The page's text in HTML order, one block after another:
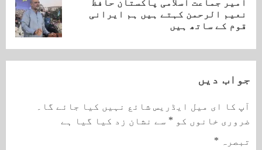
Next
post:
نعیم الرحمن کہتے ہیں ہم ایرانی
قوم کے ساتھ ہیں
جواب دیں
آپ کا ای میل ایڈریس شائع نہیں کیا جائے گا۔
ضروری خانوں کو * سے نشان زد کیا گیا ہے
تبصرہ *